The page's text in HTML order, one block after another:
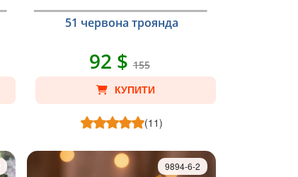
51 червона троянда
92 $155
КУПИТИ
(11)
9894-6-2